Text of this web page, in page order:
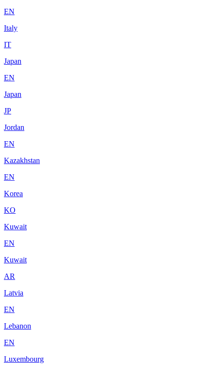
EN
Italy
IT
Japan
EN
Japan
JP
Jordan
EN
Kazakhstan
EN
Korea
KO
Kuwait
EN
Kuwait
AR
Latvia
EN
Lebanon
EN
Luxembourg